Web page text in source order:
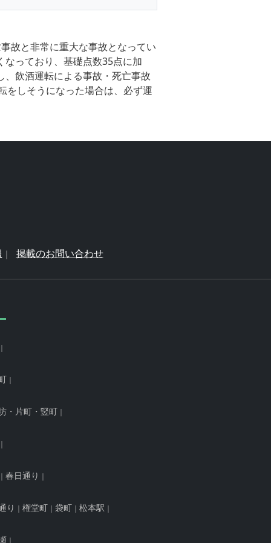
故と非常に重大な事故となってい
なっており、基礎点数35点に加
飲酒運転による事故・死亡事故
をしそうになった場合は、必ず運
掲載のお問い合わせ
・片町・竪町
春日通り
り 権堂町 袋町 松本駅